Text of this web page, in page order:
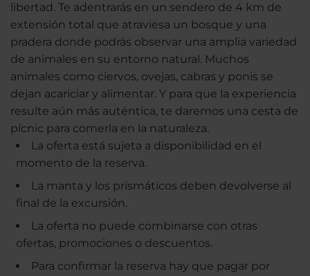
libertad. Te adentrarás en un sendero de 4 km de
extensión total que atraviesa un bosque y una
pradera donde podrás observar una amplia variedad
de animales en su entorno natural. Muchos
animales como ciervos, ovejas, cabras y ponis se
dejan acariciar y alimentar. Y para que la experiencia
resulte aún más auténtica, te daremos una cesta de
pícnic para comerla en la naturaleza.
La oferta está sujeta a disponibilidad en el
momento de la reserva.
La manta y los prismáticos deben devolverse al
final de la excursión.
La oferta no puede combinarse con otras
ofertas, promociones o descuentos.
Para confirmar la reserva hay que pagar por